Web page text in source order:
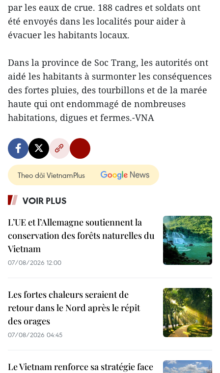
par les eaux de crue. 188 cadres et soldats ont
été envoyés dans les localités pour aider à
évacuer les habitants locaux.
Dans la province de Soc Trang, les autorités ont
aidé les habitants à surmonter les conséquences
des fortes pluies, des tourbillons et de la marée
haute qui ont endommagé de nombreuses
habitations, digues et fermes.-VNA
Theo dõi VietnamPlus
VOIR PLUS
L’UE et l’Allemagne soutiennent la
conservation des forêts naturelles du
Vietnam
07/08/2026 12:00
Les fortes chaleurs seraient de
retour dans le Nord après le répit
des orages
07/08/2026 04:45
Le Vietnam renforce sa stratégie face